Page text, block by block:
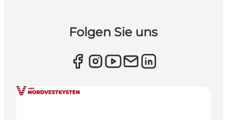
Folgen Sie uns